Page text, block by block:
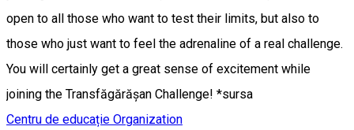
open to all those who want to test their limits, but also to
those who just want to feel the adrenaline of a real challenge.
You will certainly get a great sense of excitement while
joining the Transfăgărășan Challenge! *sursa
Centru de educație Organization